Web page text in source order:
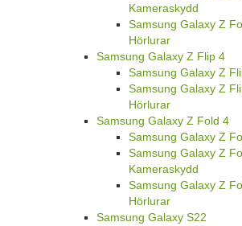
Kameraskydd
Samsung Galaxy Z
Hörlurar
Samsung Galaxy Z Flip 4
Samsung Galaxy Z
Samsung Galaxy Z
Hörlurar
Samsung Galaxy Z Fold 4
Samsung Galaxy Z
Samsung Galaxy Z
Kameraskydd
Samsung Galaxy Z
Hörlurar
Samsung Galaxy S22